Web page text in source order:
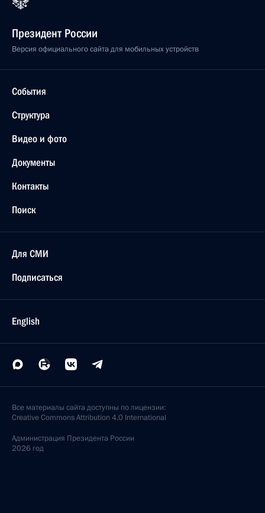
Президент России
Версия официального сайта для мобильных устройств
События
Структура
Видео и фото
Документы
Контакты
Поиск
Для СМИ
Подписаться
English
Все материалы сайта доступны по лицензии:
Creative Commons Attribution 4.0 International
Администрация Президента России
2026 год